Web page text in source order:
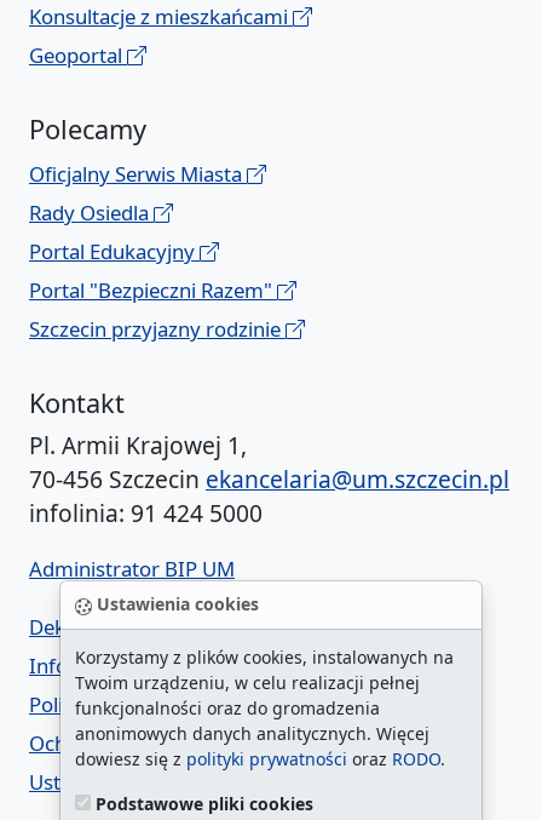
Ustawienia cookies
Korzystamy z plików cookies, instalowanych na
Twoim urządzeniu, w celu realizacji pełnej
funkcjonalności oraz do gromadzenia
anonimowych danych analitycznych. Więcej
dowiesz się z polityki prywatności oraz RODO.
Podstawowe pliki cookies
Konsultacje z mieszkańcami
Geoportal
Polecamy
Oficjalny Serwis Miasta
Rady Osiedla
Portal Edukacyjny
Portal "Bezpieczni Razem"
Szczecin przyjazny rodzinie
Kontakt
Pl. Armii Krajowej 1,
70-456 Szczecin ekancelaria@um.szczecin.pl
infolinia: 91 424 5000
Administrator BIP UM
Deklaracja dostępności
Informacja o urzędzie w ETR
Polityka prywatności
Ochrona danych osobowych
Ustawienia cookies